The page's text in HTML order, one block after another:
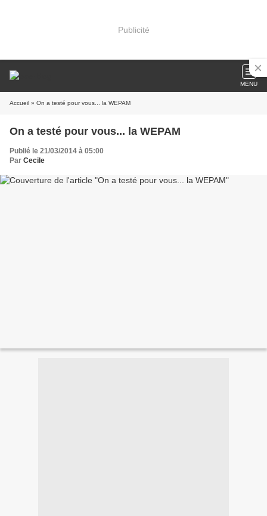
Publicité
MENU
Accueil » On a testé pour vous... la WEPAM
On a testé pour vous... la WEPAM
Publié le 21/03/2014 à 05:00
Par Cecile